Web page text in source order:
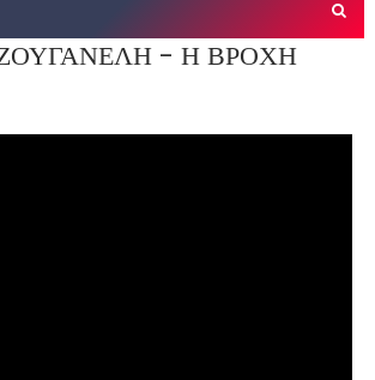
- Η ΒΡΟΧΗ